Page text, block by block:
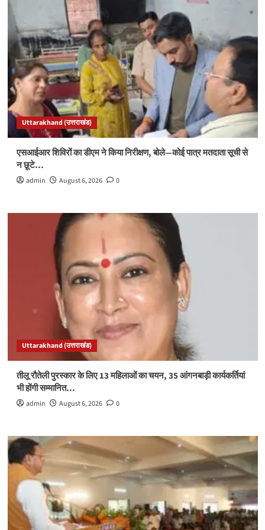
Uttarakhand (उत्तराखंड)
एसआईआर शिविरों का डीएम ने किया निरीक्षण, बोले—कोई पात्र मतदाता सूची से
न छूटे…
admin August 6, 2026 0
Uttarakhand (उत्तराखंड)
तीलू रौतेली पुरस्कार के लिए 13 महिलाओं का चयन, 35 आंगनबाड़ी कार्यकर्तियां
भी होंगी सम्मानित…
admin August 6, 2026 0